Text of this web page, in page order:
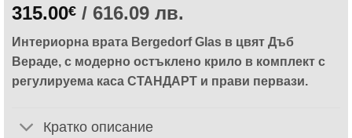
315.00€ / 616.09 лв.
Интериорна врата Bergedorf Glas в цвят Дъб
Вераде, с модерно остъклено крило в комплект с
регулируема каса СТАНДАРТ и прави первази.
Кратко описание